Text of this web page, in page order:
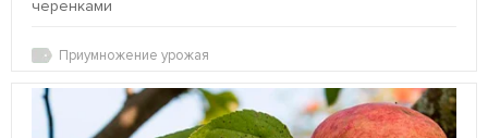
черенками
Приумножение урожая